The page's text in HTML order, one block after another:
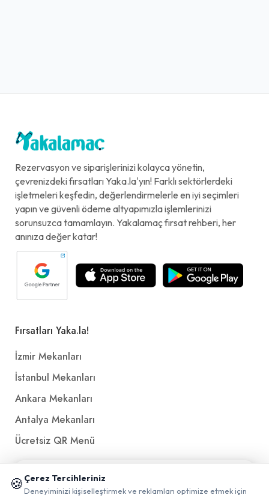
Rezervasyon ve siparişlerinizi kolayca yönetin,
çevrenizdeki fırsatları Yaka.la'yın! Farklı sektörlerdeki
işletmeleri keşfedin, değerlendirmelerle en iyi seçimleri
yapın ve güvenli ödeme altyapımızla işlemlerinizi
sorunsuzca tamamlayın. Yakalamaç fırsat rehberi, her
anınıza değer katar!
Fırsatları Yaka.la!
İzmir Mekanları
İstanbul Mekanları
Ankara Mekanları
Antalya Mekanları
Ücretsiz QR Menü
Politikalar ve Şartlar
🍪 Çerez Tercihleriniz
Deneyiminizi kişiselleştirmek ve reklamları optimize etmek için
📱 Mobil uygulamamızı keşfedin!
✖